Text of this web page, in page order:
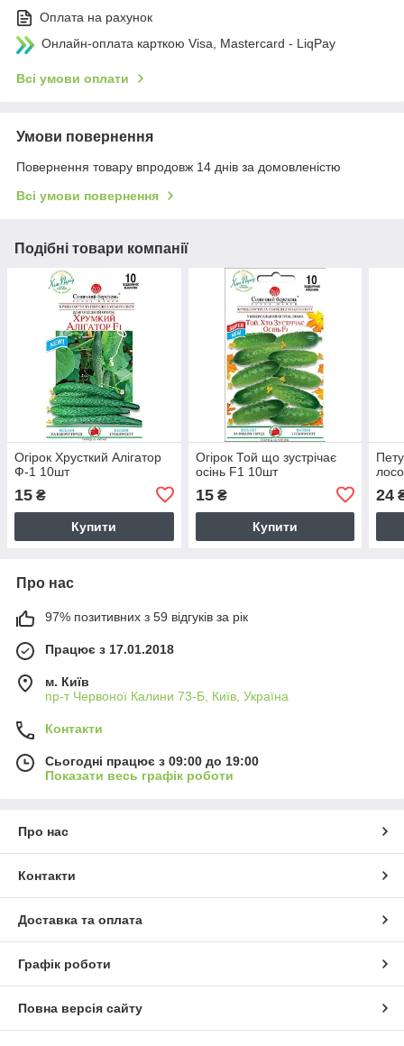
Оплата на рахунок
Онлайн-оплата карткою Visa, Mastercard - LiqPay
Всі умови оплати
Умови повернення
Повернення товару впродовж 14 днів за домовленістю
Всі умови повернення
Подібні товари компанії
Огірок Хрусткий Алігатор
Ф-1 10шт
15 ₴
Купити
Огірок Той що зустрічає
осінь F1 10шт
15₴
Купити
24
Про нас
97% позитивних з 59 відгуків за рік
Працює з 17.01.2018
м. Київ
пр-т Червоної Калини 73-Б, Київ, Україна
Контакти
Сьогодні працює з 09:00 до 19:00
Показати весь графік роботи
Про нас
Контакти
Доставка та оплата
Графік роботи
Повна версія сайту